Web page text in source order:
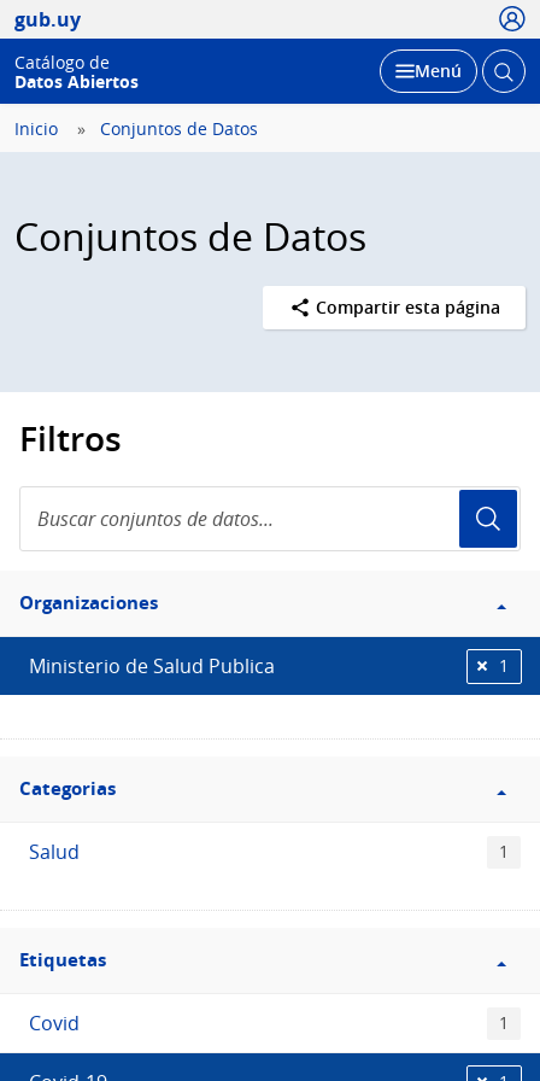
gub.uy
Catálogo de
Datos Abiertos
Desplegar
Menú Abrir
Inicio Conjuntos de Datos
Conjuntos de Datos
Compartir esta página
Filtros
conjuntos
de
Filtro
Organizaciones
Organizaciones
Ministerio de Salud Publica 1
Filtro
Categorias
Categorias
Salud 1
Filtro
Etiquetas
Etiquetas
Covid 1